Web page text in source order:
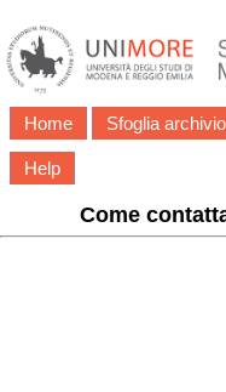
Home Sfoglia archivio
Help
Come